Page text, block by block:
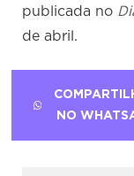
publicada no
de abril.
NO